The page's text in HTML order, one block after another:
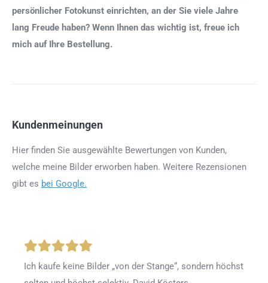
persönlicher Fotokunst einrichten, an der Sie viele Jahre
lang Freude haben? Wenn Ihnen das wichtig ist, freue ich
mich auf Ihre Bestellung.
Kundenmeinungen
Hier finden Sie ausgewählte Bewertungen von Kunden,
welche meine Bilder erworben haben. Weitere Rezensionen
gibt es bei Google.
Ich kaufe keine Bilder „von der Stange“, sondern höchst